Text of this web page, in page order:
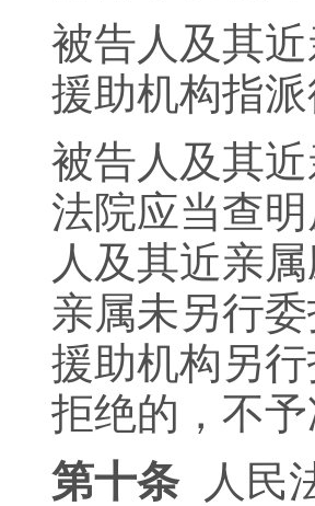
被告人及其
援助机构指
被告人及其
法院应当查
人及其近亲
亲属未另行
援助机构另
拒绝的，不
第十条
人民